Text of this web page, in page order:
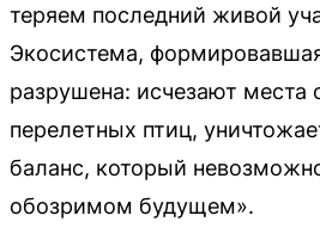
теряем последний живой
Экосистема,
разрушена: исчезают места
перелетных птиц,
баланс, который
обозримом будущем».